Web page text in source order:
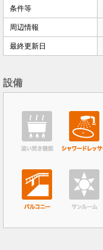
条件等
周辺情報
最終更新日
設備